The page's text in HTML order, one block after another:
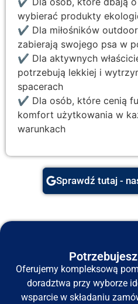
wybierać produkty
✔ Dla miłośników
zabierają swojego psa w
✔ Dla aktywnych
potrzebują lekkiej i
spacerach
✔ Dla osób, które cenią
komfort użytkowania w
warunkach
Sprawdź tutaj -
Oferujemy kompleksową
doradztwa przy wyborze
wsparcie w składaniu